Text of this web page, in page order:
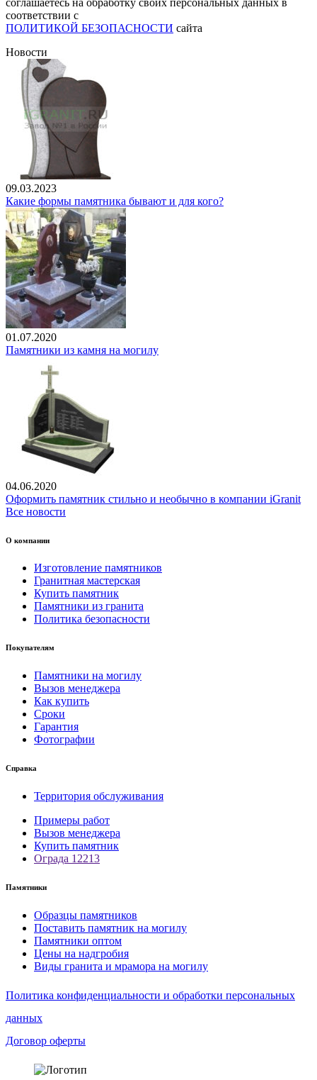
соответствии с
ПОЛИТИКОЙ БЕЗОПАСНОСТИ сайта
Новости
09.03.2023
Какие формы памятника бывают и для кого?
01.07.2020
Памятники из камня на могилу
04.06.2020
Оформить памятник стильно и необычно в компании iGranit
Все новости
О компании
Изготовление памятников
Гранитная мастерская
Купить памятник
Памятники из гранита
Политика безопасности
Покупателям
Памятники на могилу
Вызов менеджера
Как купить
Сроки
Гарантия
Фотографии
Справка
Территория обслуживания
Примеры работ
Вызов менеджера
Купить памятник
Ограда 12213
Памятники
Образцы памятников
Поставить памятник на могилу
Памятники оптом
Цены на надгробия
Виды гранита и мрамора на могилу
Политика конфиденциальности и обработки персональных
данных
Договор оферты